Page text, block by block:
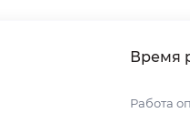
Время
Работа